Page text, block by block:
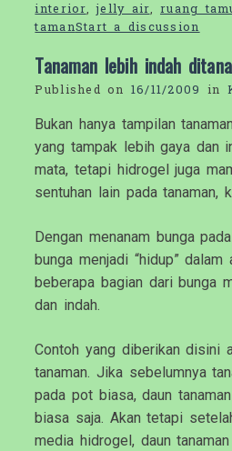
interior ,jelly air ruang
tamanStart a discussion
Tanaman lebih indah
Published on 16/11/2009 in
Bukan hanya tampilan
yang tampak lebih gaya dan
mata, tetapi hidrogel juga
sentuhan lain pada tanaman,
Dengan menanam bunga
bunga menjadi “hidup” dalam
beberapa bagian dari bunga
dan indah.
Contoh yang diberikan disini
tanaman. Jika sebelumnya
pada pot biasa, daun
biasa saja. Akan tetapi
media hidrogel, daun